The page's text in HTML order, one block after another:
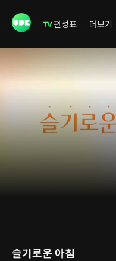
편성표 더보기
슬기로운 아침